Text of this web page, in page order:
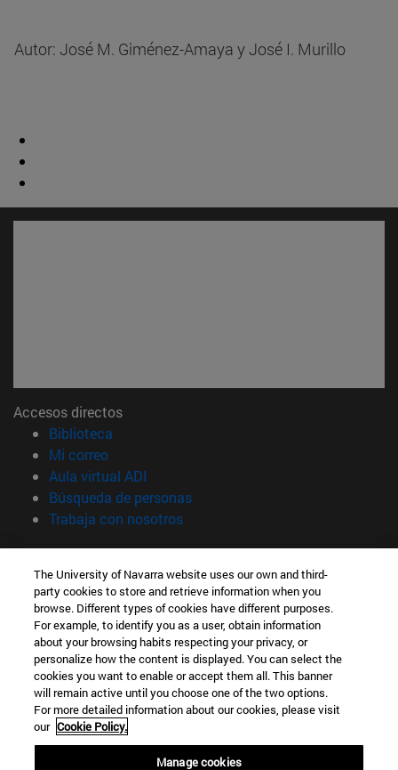
Autor: José M. Giménez-Amaya y José I. Murillo
Accesos directos
Biblioteca
Mi correo(abre en nueva ventana)
Aula virtual ADI
Búsqueda de personas(abre en nueva ventana)
Trabaja con nosotros(abre en nueva ventana)
Información
TFNO +34 948 42 56 00
¿QUÉ GRADO TE INTERESA?
¿QUÉ MÁSTER TE INTERESA?
© Universidad de Navarra
Información legal
Accesibilidad
Configuración de cookies
The University of Navarra website uses our own and third-
party cookies to store and retrieve information when you
browse. Different types of cookies have different purposes.
For example, to identify you as a user, obtain information
about your browsing habits respecting your privacy, or
personalize how the content is displayed. You can select the
cookies you want to enable or accept them all. This banner
will remain active until you choose one of the two options.
For more detailed information about our cookies, please visit
our Cookie Policy.
Manage cookies